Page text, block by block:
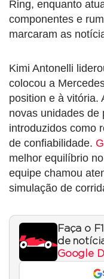
Ring, enquanto
componentes e
marcaram as
Kimi Antonelli
colocou a
position e à vitória.
novas unidades de
introduzidos como
de confiabilidade.
melhor equilíbrio
equipe chamou
simulação de
Faça o
de
Google